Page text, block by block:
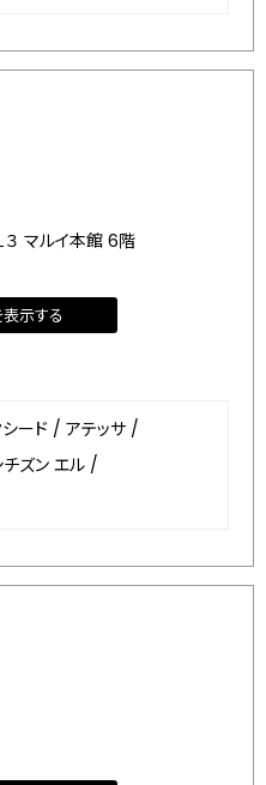
マルイ本館 6階
示する
ード / アテッサ /
チズン エル /